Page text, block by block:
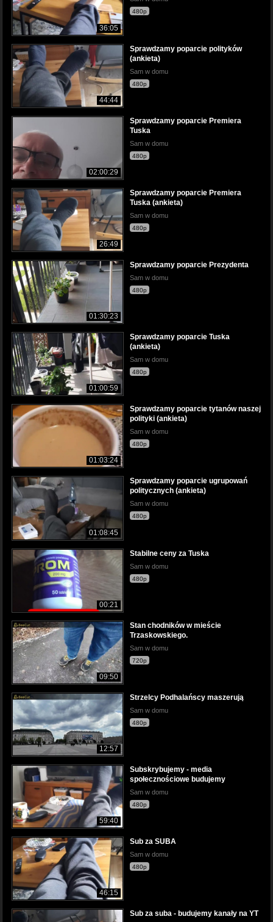
36:05
480p
44:44
Sprawdzamy poparcie polityków
(ankieta)
Sam w domu
480p
02:00:29
Sprawdzamy poparcie Premiera
Tuska
Sam w domu
480p
26:49
Sprawdzamy poparcie Premiera
Tuska (ankieta)
Sam w domu
480p
01:30:23
Sprawdzamy poparcie Prezydenta
Sam w domu
480p
01:00:59
Sprawdzamy poparcie Tuska
(ankieta)
Sam w domu
480p
01:03:24
Sprawdzamy poparcie tytanów naszej
polityki (ankieta)
Sam w domu
480p
01:08:45
Sprawdzamy poparcie ugrupowań
politycznych (ankieta)
Sam w domu
480p
00:21
Stabilne ceny za Tuska
Sam w domu
480p
09:50
Stan chodników w mieście
Trzaskowskiego.
Sam w domu
720p
12:57
Strzelcy Podhalańscy maszerują
Sam w domu
480p
59:40
Subskrybujemy - media
społecznościowe budujemy
Sam w domu
480p
46:15
Sub za SUBA
Sam w domu
480p
Sub za suba - budujemy kanały na YT